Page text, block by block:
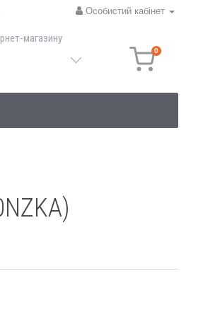
Особистий кабінет
магазину
0